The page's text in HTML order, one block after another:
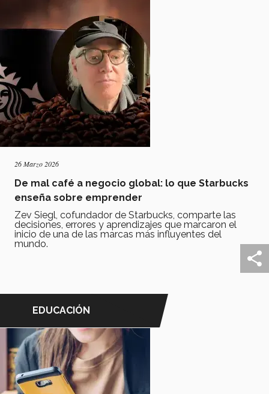
26 Marzo 2026
De mal café a negocio global: lo que Starbucks
enseña sobre emprender
Zev Siegl, cofundador de Starbucks, comparte las
decisiones, errores y aprendizajes que marcaron el
inicio de una de las marcas más influyentes del
mundo.
EDUCACIÓN